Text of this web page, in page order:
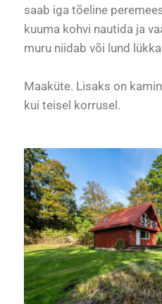
saab iga tõeline
kuuma kohvi nautida ja
muru niidab või lund
Maaküte. Lisaks on
kui teisel korrusel.